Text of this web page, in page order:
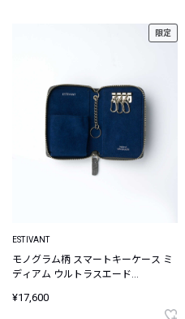
限定
ESTIVANT
モノグラム柄 スマートキーケース ミ
ディアム ウルトラスエード
¥17,600